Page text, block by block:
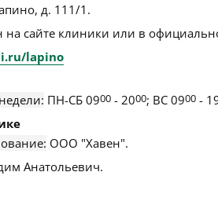
д. 111/1 .
на сайте клиники или в
lapino
ПН-СБ 0900 - 2000; ВС 0900 -
ООО "Хавен".
Анатольевич.